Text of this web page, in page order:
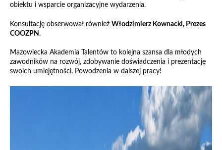
obiektu i wsparcie organizacyjne wydarzenia.
Konsultację obserwował również Włodzimierz Kownacki, Prezes
COOZPN .
Mazowiecka Akademia Talentów to kolejna szansa dla młodych
zawodników na rozwój, zdobywanie doświadczenia i prezentację
swoich umiejętności. Powodzenia w dalszej pracy!